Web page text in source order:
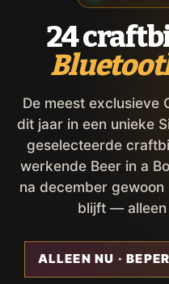
24
De meest exclusieve
dit jaar in een unieke
geselecteerde
werkende Beer in a
na december
blijft — alleen
ALLEEN NU ·